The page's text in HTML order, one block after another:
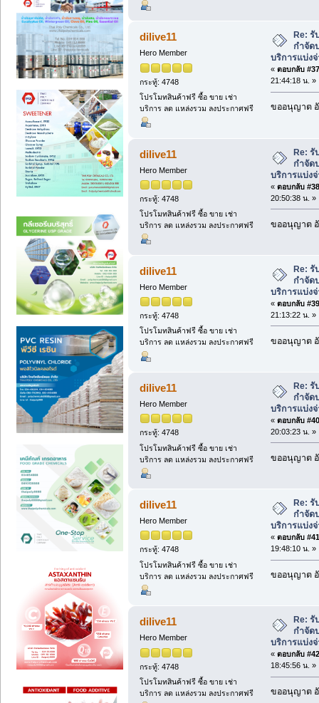
dilive11
Hero Member
กระทู้: 4748
โปรโมทสินค้าฟรี ซื้อ ขาย เช่า
บริการ ลด แหล่งรวม ลงประกาศฟรี
Re:
กำจัด
บริการแบ่ง
« ตอบกลับ
21:44:18 น. »
ขออนุญาต
dilive11
Hero Member
กระทู้: 4748
โปรโมทสินค้าฟรี ซื้อ ขาย เช่า
บริการ ลด แหล่งรวม ลงประกาศฟรี
Re: รั
กำจัด
บริการแบ่ง
« ตอบกลับ
20:50:38 น. »
ขออนุญาต
dilive11
Hero Member
กระทู้: 4748
โปรโมทสินค้าฟรี ซื้อ ขาย เช่า
บริการ ลด แหล่งรวม ลงประกาศฟรี
Re: รั
กำจัด
บริการแบ่ง
« ตอบกลับ
21:13:22 น. »
ขออนุญาต
dilive11
Hero Member
กระทู้: 4748
โปรโมทสินค้าฟรี ซื้อ ขาย เช่า
บริการ ลด แหล่งรวม ลงประกาศฟรี
Re:
กำจัด
บริการแบ่ง
« ตอบกลับ
20:03:23 น. »
ขออนุญาต
dilive11
Hero Member
กระทู้: 4748
โปรโมทสินค้าฟรี ซื้อ ขาย เช่า
บริการ ลด แหล่งรวม ลงประกาศฟรี
Re:
กำจัด
บริการแบ่ง
« ตอบกลับ
19:48:10 น. »
ขออนุญาต
dilive11
Hero Member
กระทู้: 4748
โปรโมทสินค้าฟรี ซื้อ ขาย เช่า
บริการ ลด แหล่งรวม ลงประกาศฟรี
Re:
กำจัด
บริการแบ่ง
« ตอบกลับ
18:45:56 น. »
ขออนุญาต